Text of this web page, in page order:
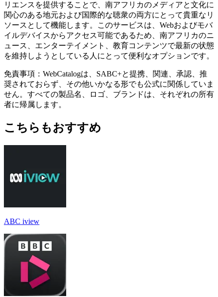
リエンスを提供することで、南アフリカのメディアと文化に
関心のある地元および国際的な聴衆の両方にとって貴重なリ
ソースとして機能します。このサービスは、Webおよびモバ
イルデバイスからアクセス可能であるため、南アフリカのニ
ュース、エンターテイメント、教育コンテンツで最新の状態
を維持しようとしている人にとって便利なオプションです。
免責事項：WebCatalogは、SABC+と提携、関連、承認、推
奨されておらず、その他いかなる形でも公式に関係していま
せん。すべての製品名、ロゴ、ブランドは、それぞれの所有
者に帰属します。
こちらもおすすめ
ABC iview